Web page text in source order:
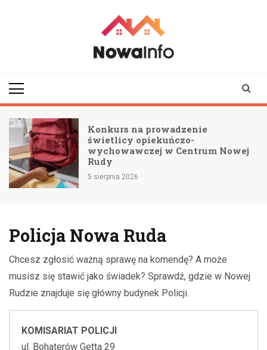
Konkurs na prowadzenie
świetlicy opiekuńczo-
wychowawczej w Centrum Nowej
Rudy
5 sierpnia 2026
Policja Nowa Ruda
Chcesz zgłosić ważną sprawę na komendę? A może
musisz się stawić jako świadek? Sprawdź, gdzie w Nowej
Rudzie znajduje się główny budynek Policji.
KOMISARIAT POLICJI
ul. Bohaterów Getta 29